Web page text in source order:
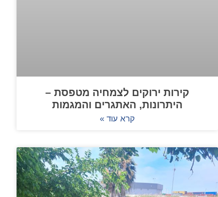
קירות ירוקים לצמחיה מטפסת –
היתרונות, האתגרים והמגמות
קרא עוד »